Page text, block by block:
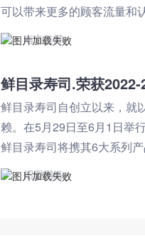
可以带来更多的顾客流量和
助，如店面设计、产品供应
南京首屏
鲜目录寿司.荣获
鲜目录寿司自创立以来，就
赖。在5月29日至6月1日举
鲜目录寿司将携其6大系列
心6.1展馆F02展位，
招盟网络